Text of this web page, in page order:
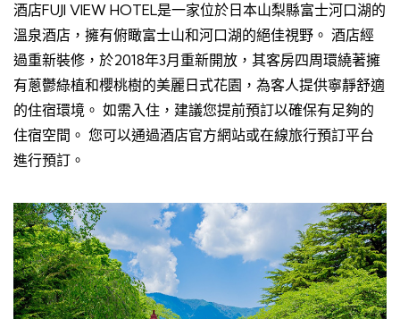
酒店FUJI VIEW HOTEL是一家位於日本山梨縣富士河口湖的
溫泉酒店，擁有俯瞰富士山和河口湖的絕佳視野。 酒店經
過重新裝修，於2018年3月重新開放，其客房四周環繞著擁
有蔥鬱綠植和櫻桃樹的美麗日式花園，為客人提供寧靜舒適
的住宿環境。 如需入住，建議您提前預訂以確保有足夠的
住宿空間。 您可以通過酒店官方網站或在線旅行預訂平台
進行預訂。